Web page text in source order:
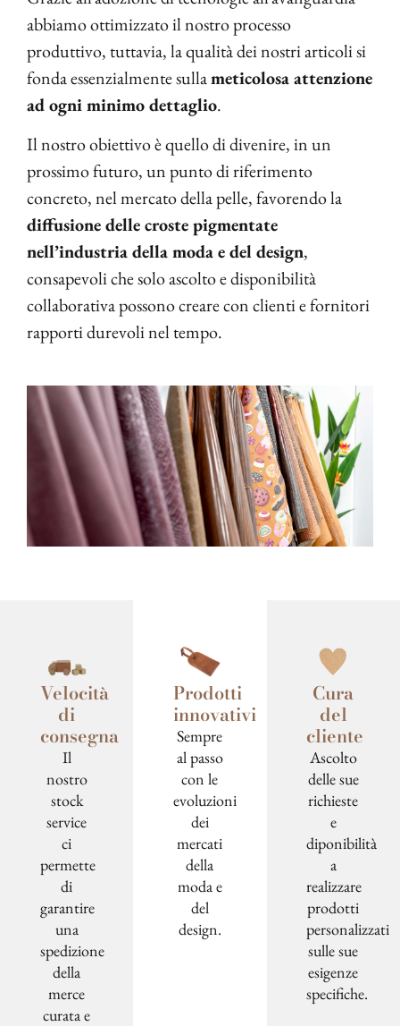
abbiamo ottimizzato il nostro processo
produttivo, tuttavia, la qualità dei nostri articoli si
fonda essenzialmente sullameticolosa attenzione
ad ogni minimo dettaglio.
Il nostro obiettivo è quello di divenire, in un
prossimo futuro, un punto di riferimento
concreto, nel mercato della pelle, favorendo la
diffusione delle croste pigmentate
nell’industria della moda e del design,
consapevoli che solo ascolto e disponibilità
collaborativa possono creare con clienti e fornitori
rapporti durevoli nel tempo.
Velocità
di
consegna
Il
nostro
stock
service
ci
permette
di
garantire
una
spedizione
della
merce
curata e
Prodotti
innovativi
Sempre
al passo
con le
evoluzioni
dei
mercati
della
moda e
del
design.
Cura
del
cliente
Ascolto
delle sue
richieste
e
diponibilità
a
realizzare
prodotti
personalizzati
sulle sue
esigenze
specifiche.